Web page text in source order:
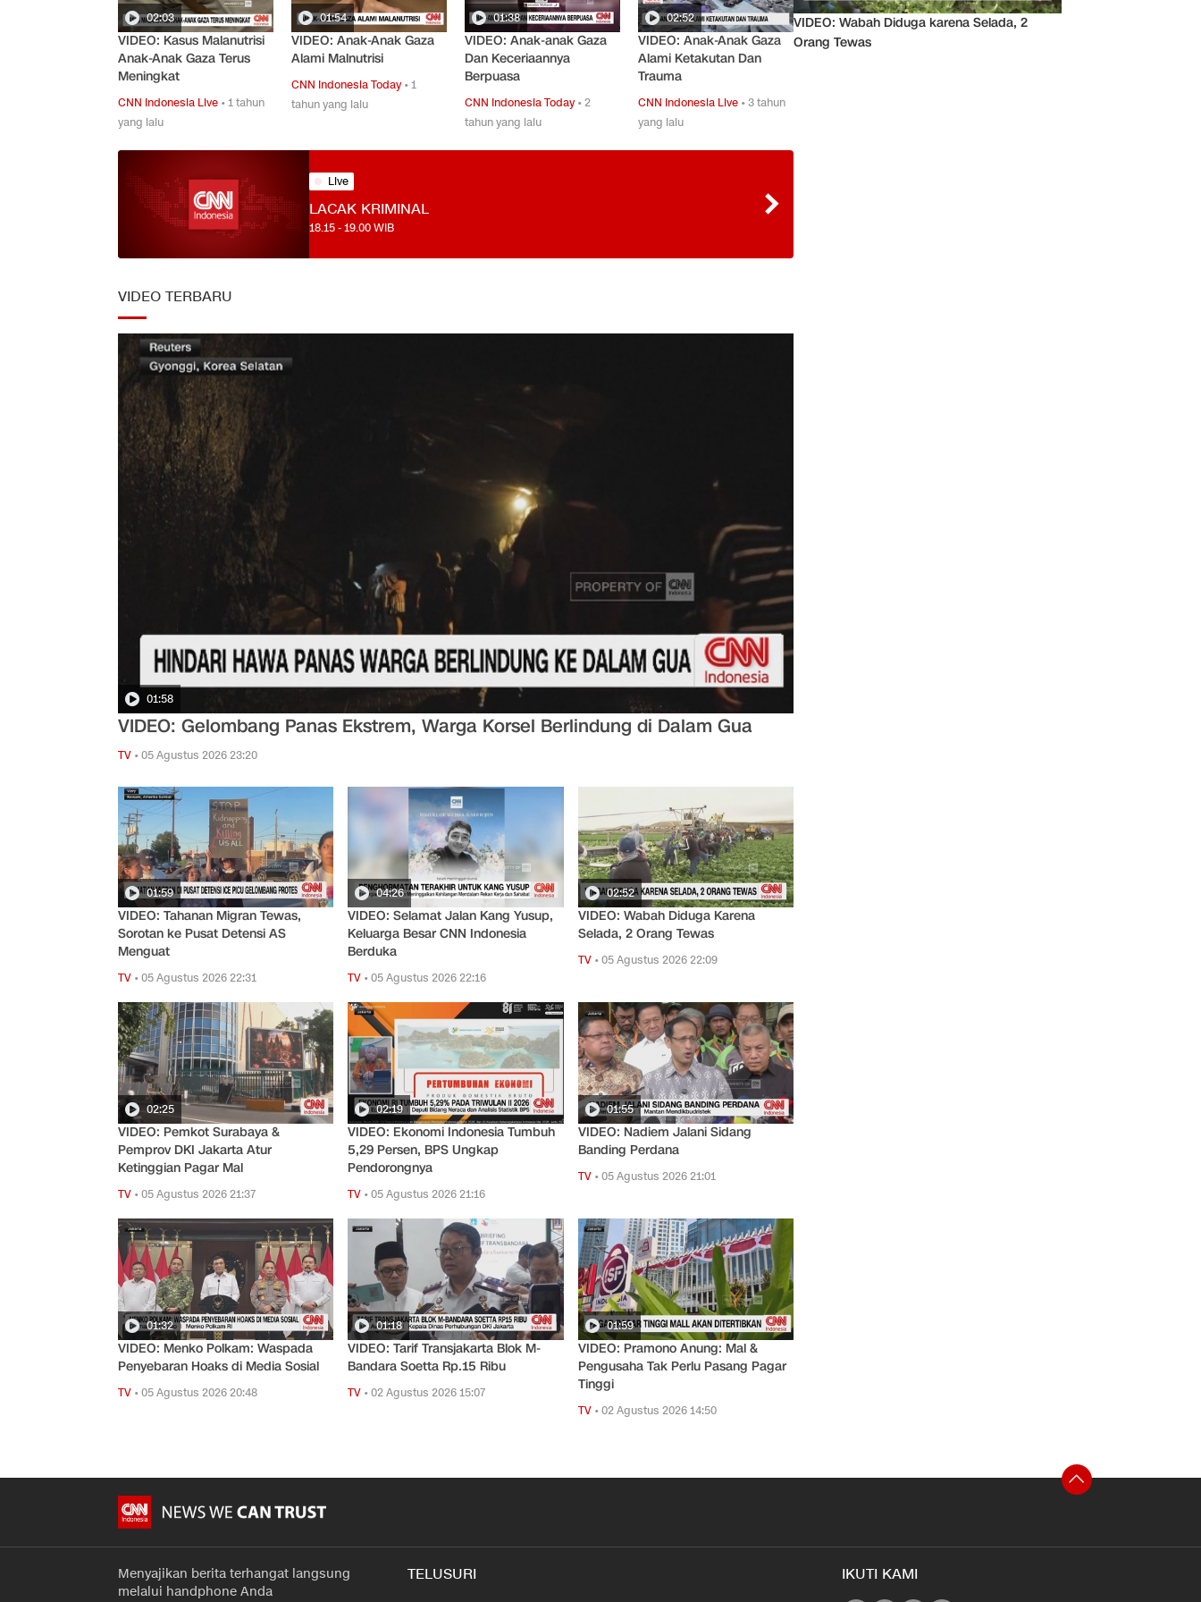
02:03
VIDEO: Kasus Malanutrisi
Anak-Anak Gaza Terus
Meningkat
CNN Indonesia Live •1 tahun
yang lalu
01:54
VIDEO: Anak-Anak Gaza
Alami Malnutrisi
CNN Indonesia Today•1
tahun yang lalu
01:38
VIDEO: Anak-anak Gaza
Dan Keceriaannya
Berpuasa
CNN Indonesia Today•2
tahun yang lalu
02:52
VIDEO: Anak-Anak Gaza
Alami Ketakutan Dan
Trauma
CNN Indonesia Live •3 tahun
yang lalu
Live
LACAK KRIMINAL
18.15-19.00WIB
VIDEO TERBARU
01:58
VIDEO: Gelombang Panas Ekstrem, Warga Korsel Berlindung di Dalam Gua
TV •05 Agustus 2026 23:20
01:59
VIDEO: Tahanan Migran Tewas,
Sorotan ke Pusat Detensi AS
Menguat
TV •05 Agustus 2026 22:31
04:26
VIDEO: Selamat Jalan Kang Yusup,
Keluarga Besar CNN Indonesia
Berduka
TV •05 Agustus 2026 22:16
02:52
VIDEO: Wabah Diduga Karena
Selada, 2 Orang Tewas
TV•05 Agustus 2026 22:09
02:25
VIDEO: Pemkot Surabaya &
Pemprov DKI Jakarta Atur
Ketinggian Pagar Mal
TV •05 Agustus 2026 21:37
02:19
VIDEO: Ekonomi Indonesia Tumbuh
5,29 Persen, BPS Ungkap
Pendorongnya
TV •05 Agustus 2026 21:16
01:55
VIDEO: Nadiem Jalani Sidang
Banding Perdana
TV•05 Agustus 2026 21:01
01:32
VIDEO: Menko Polkam: Waspada
Penyebaran Hoaks di Media Sosial
TV •05 Agustus 2026 20:48
01:18
VIDEO: Tarif Transjakarta Blok M-
Bandara Soetta Rp.15 Ribu
TV •02 Agustus 2026 15:07
01:59
VIDEO: Pramono Anung: Mal &
Pengusaha Tak Perlu Pasang Pagar
Tinggi
TV•02 Agustus 2026 14:50
VIDEO: Wabah Diduga karena Selada, 2
Orang Tewas
Menyajikan berita terhangat langsung
melalui handphone Anda
TELUSURI IKUTI KAMI